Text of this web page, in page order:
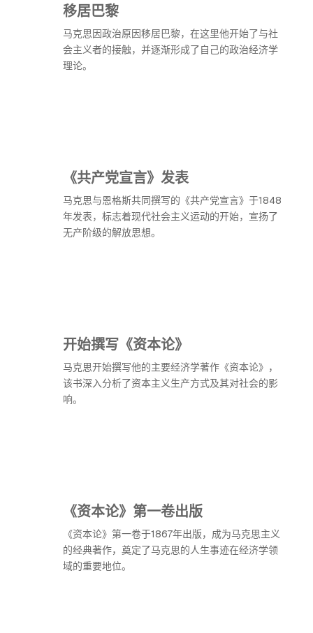
移居巴黎
马克思因政治原因移居巴黎，在这里他开始了与社
会主义者的接触，并逐渐形成了自己的政治经济学
理论。
《共产党宣言》发表
马克思与恩格斯共同撰写的《共产党宣言》于1848
年发表，标志着现代社会主义运动的开始，宣扬了
无产阶级的解放思想。
开始撰写《资本论》
马克思开始撰写他的主要经济学著作《资本论》，
该书深入分析了资本主义生产方式及其对社会的影
响。
《资本论》第一卷出版
《资本论》第一卷于1867年出版，成为马克思主义
的经典著作，奠定了马克思的人生事迹在经济学领
域的重要地位。